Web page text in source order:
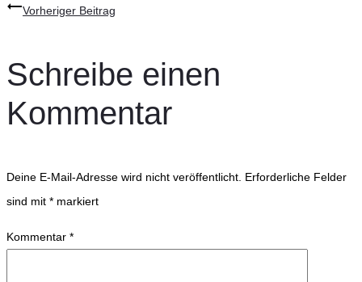
Vorheriger Beitrag
Schreibe einen
Kommentar
Deine E-Mail-Adresse wird nicht veröffentlicht. Erforderliche Felder
sind mit * markiert
Kommentar *